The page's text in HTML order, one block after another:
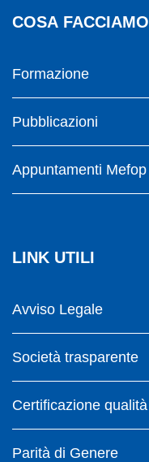
COSA FACCIAMO
Formazione
Pubblicazioni
Appuntamenti Mefop
LINK UTILI
Avviso Legale
Società trasparente
Certificazione qualità
Parità di Genere